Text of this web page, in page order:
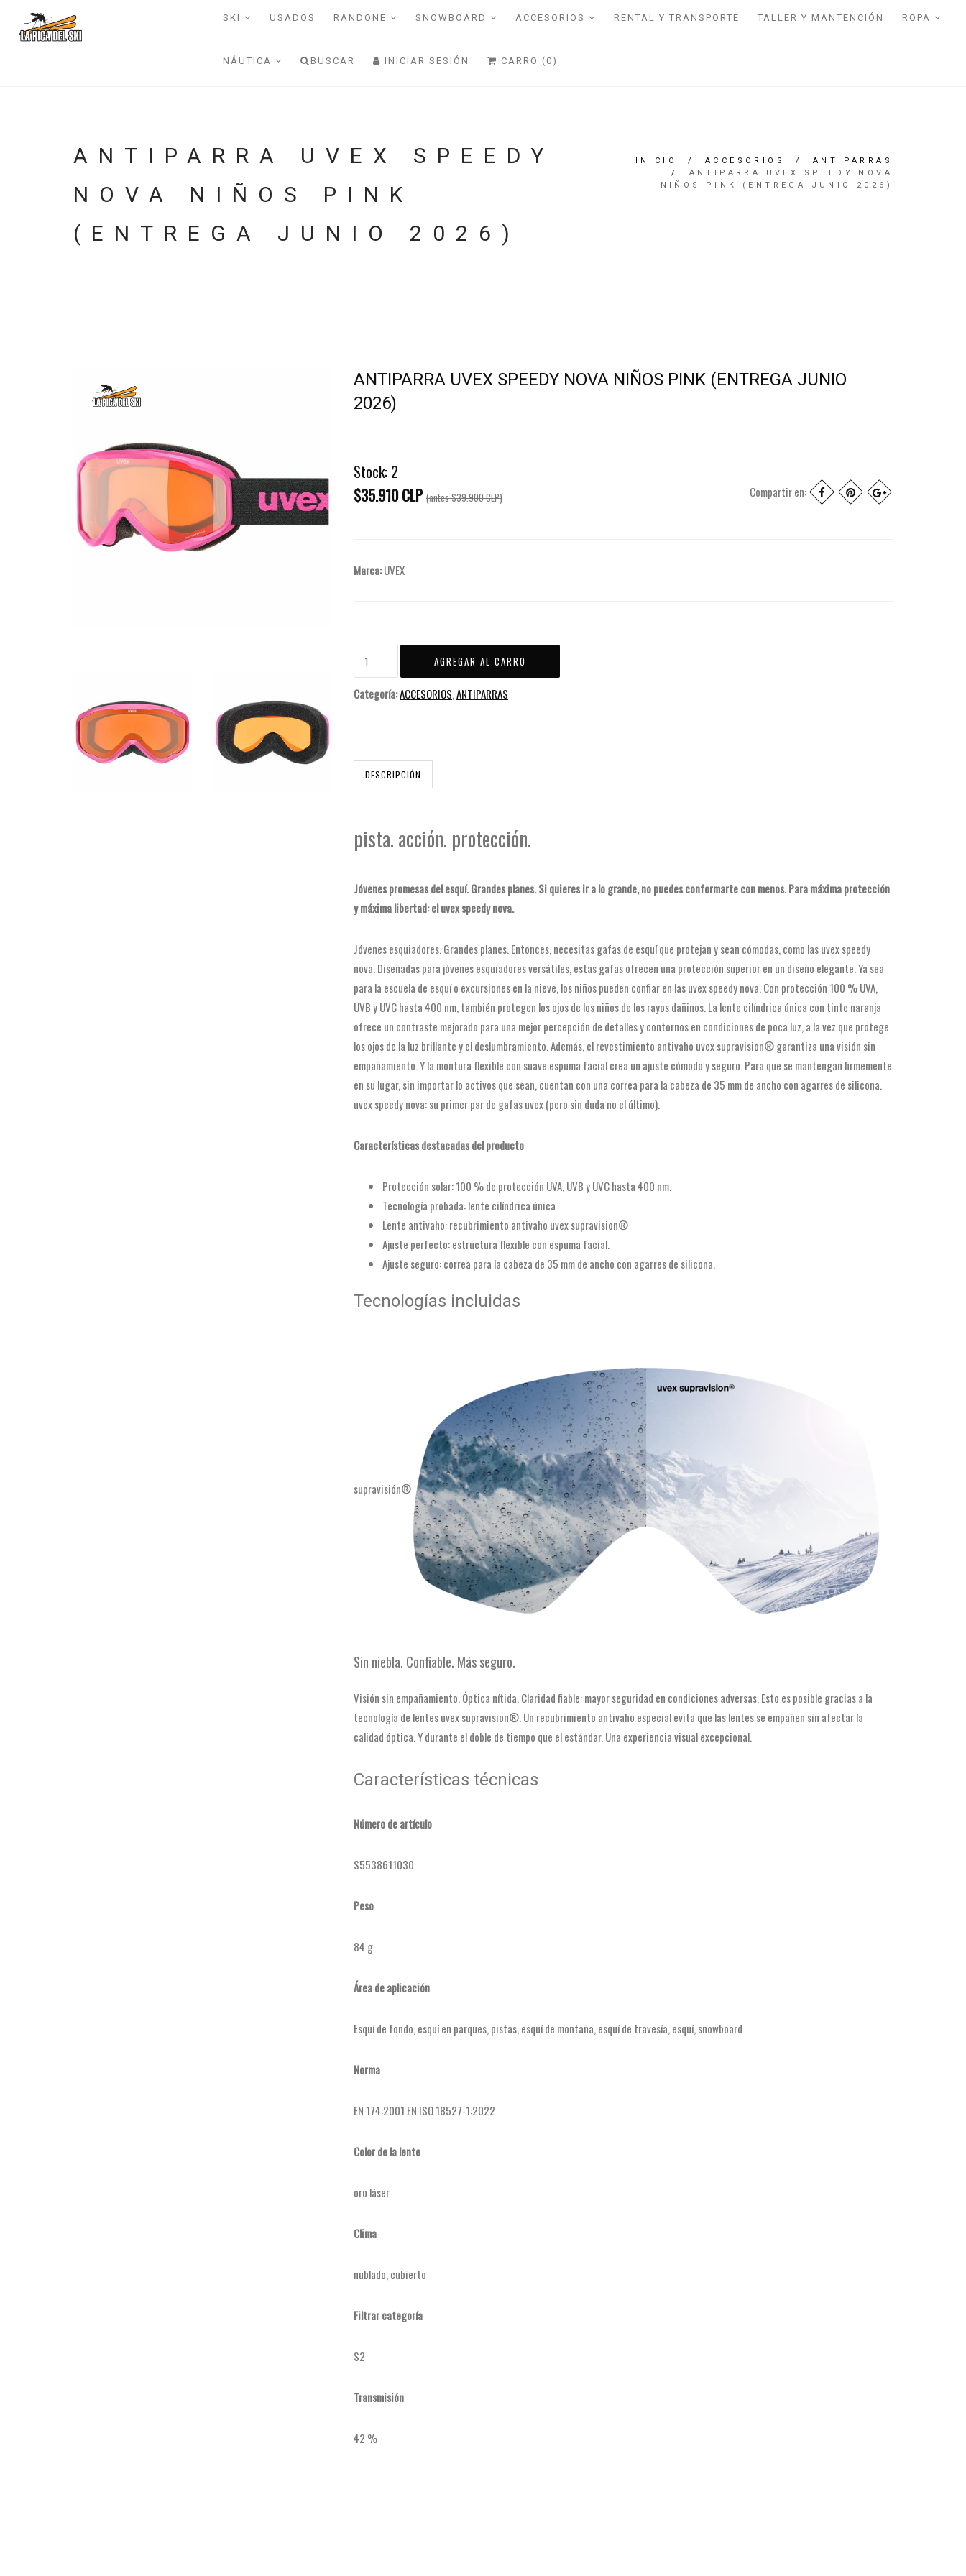
SKI USADOS RANDONE SNOWBOARD ACCESORIOS RENTAL Y TRANSPORTE TALLER Y MANTENCIÓN ROPA
NÁUTICA BUSCAR INICIAR SESIÓN CARRO (0)
ANTIPARRA UVEX SPEEDY
NOVA NIÑOS PINK
(ENTREGA JUNIO 2026)
INICIO / ACCESORIOS / ANTIPARRAS
/ ANTIPARRA UVEX SPEEDY NOVA
NIÑOS PINK (ENTREGA JUNIO 2026)
ANTIPARRA UVEX SPEEDY NOVA NIÑOS PINK (ENTREGA JUNIO
2026)
Stock: 2
$35.910 CLP (antes$39.900 CLP) Compartir en:
Marca:UVEX
Categoría:ACCESORIOS,ANTIPARRAS
DESCRIPCIÓN
pista. acción. protección.
Jóvenes promesas del esquí. Grandes planes. Si quieres ir a lo grande, no puedes conformarte con menos. Para máxima protección
y máxima libertad: el uvex speedy nova.
Jóvenes esquiadores. Grandes planes. Entonces, necesitas gafas de esquí que protejan y sean cómodas, como las uvex speedy
nova. Diseñadas para jóvenes esquiadores versátiles, estas gafas ofrecen una protección superior en un diseño elegante. Ya sea
para la escuela de esquí o excursiones en la nieve, los niños pueden confiar en las uvex speedy nova. Con protección 100 % UVA,
UVB y UVC hasta 400 nm, también protegen los ojos de los niños de los rayos dañinos. La lente cilíndrica única con tinte naranja
ofrece un contraste mejorado para una mejor percepción de detalles y contornos en condiciones de poca luz, a la vez que protege
los ojos de la luz brillante y el deslumbramiento. Además, el revestimiento antivaho uvex supravision® garantiza una visión sin
empañamiento. Y la montura flexible con suave espuma facial crea un ajuste cómodo y seguro. Para que se mantengan firmemente
en su lugar, sin importar lo activos que sean, cuentan con una correa para la cabeza de 35 mm de ancho con agarres de silicona.
uvex speedy nova: su primer par de gafas uvex (pero sin duda no el último).
Características destacadas del producto
Protección solar: 100 % de protección UVA, UVB y UVC hasta 400 nm.
Tecnología probada: lente cilíndrica única
Lente antivaho: recubrimiento antivaho uvex supravision®
Ajuste perfecto: estructura flexible con espuma facial.
Ajuste seguro: correa para la cabeza de 35 mm de ancho con agarres de silicona.
Tecnologías incluidas
supravisión®
Sin niebla. Confiable. Más seguro.
Visión sin empañamiento. Óptica nítida. Claridad fiable: mayor seguridad en condiciones adversas. Esto es posible gracias a la
tecnología de lentes uvex supravision®. Un recubrimiento antivaho especial evita que las lentes se empañen sin afectar la
calidad óptica. Y durante el doble de tiempo que el estándar. Una experiencia visual excepcional.
Características técnicas
Número de artículo
S5538611030
Peso
84 g
Área de aplicación
Esquí de fondo, esquí en parques, pistas, esquí de montaña, esquí de travesía, esquí, snowboard
Norma
EN 174:2001 EN ISO 18527-1:2022
Color de la lente
oro láser
Clima
nublado, cubierto
Filtrar categoría
S2
Transmisión
42 %